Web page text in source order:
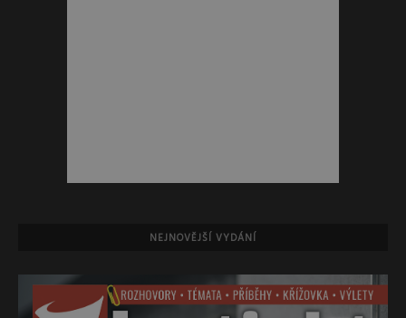
NEJNOVĚJŠÍ VYDÁNÍ